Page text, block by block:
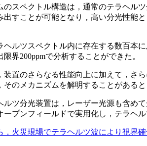
のスペクトル構造は，通常のテラヘル
出すことが可能となり，高い分光性能
ヘルツスペクトル内に存在する数百本
界200ppmで分析することができた。
装置のさらなる性能向上に加えて，さ
のメカニズムを解明することがあると
ルツ分光装置は，レーザー光源も含め
ープンフィールドで実用化し，テラヘ
，火災現場でテラヘルツ波により視界確